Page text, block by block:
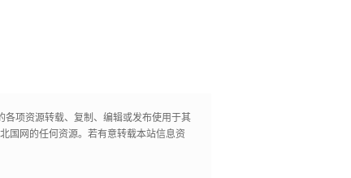
项资源转载、复制、编辑或发布使用于其
国网的任何资源。若有意转载本站信息资